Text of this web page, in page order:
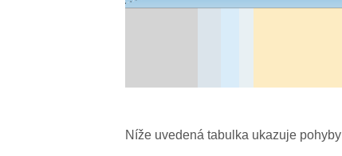
Níže uvedená tabulka ukazuje pohyby